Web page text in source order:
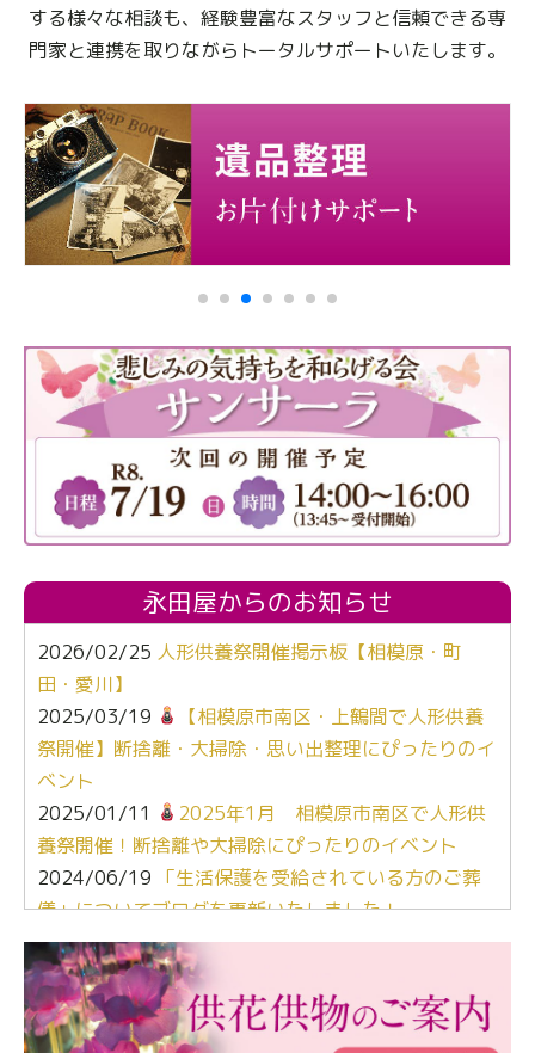
する様々な相談も、 経験豊富なスタッフと信頼できる専
門家と連携を取りながらトータルサポートいたします。
永田屋からのお知らせ
2026/02/25 人形供養祭開催掲示板【相模原・町
田・愛川】
2025/03/19
【相模原市南区・上鶴間で人形供養
祭開催】断捨離・大掃除・思い出整理にぴったりのイ
ベント
2025/01/11
2025年1月 相模原市南区で人形供
養祭開催！断捨離や大掃除にぴったりのイベント
2024/06/19 「生活保護を受給されている方のご葬
儀」についてブログを更新いたしました！
2024/03/06【終活なるほど教室】「マンガで学
ぶ！はじめてのお葬式」小さな家族葬ハウス®町田成
瀬 ご参加ありがとうございました！
2024/01/19令和6年能登半島地震災害の寄付のご報